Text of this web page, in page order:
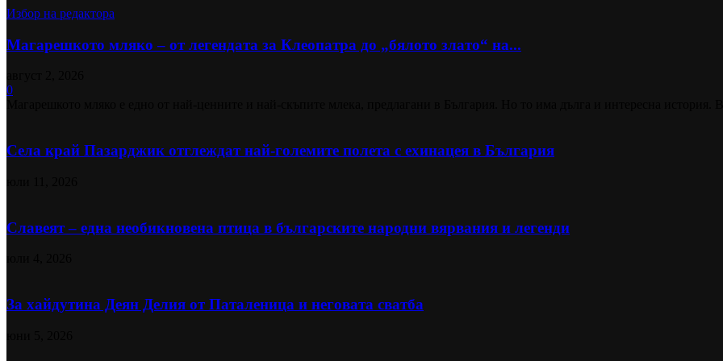
Избор на редактора
Магарешкото мляко – от легендата за Клеопатра до „бялото злато“ на...
0
Села край Пазарджик отглеждат най-големите полета с ехинацея в България
Славеят – една необикновена птица в българските народни вярвания и легенди
За хайдутина Деян Делия от Паталеница и неговата сватба